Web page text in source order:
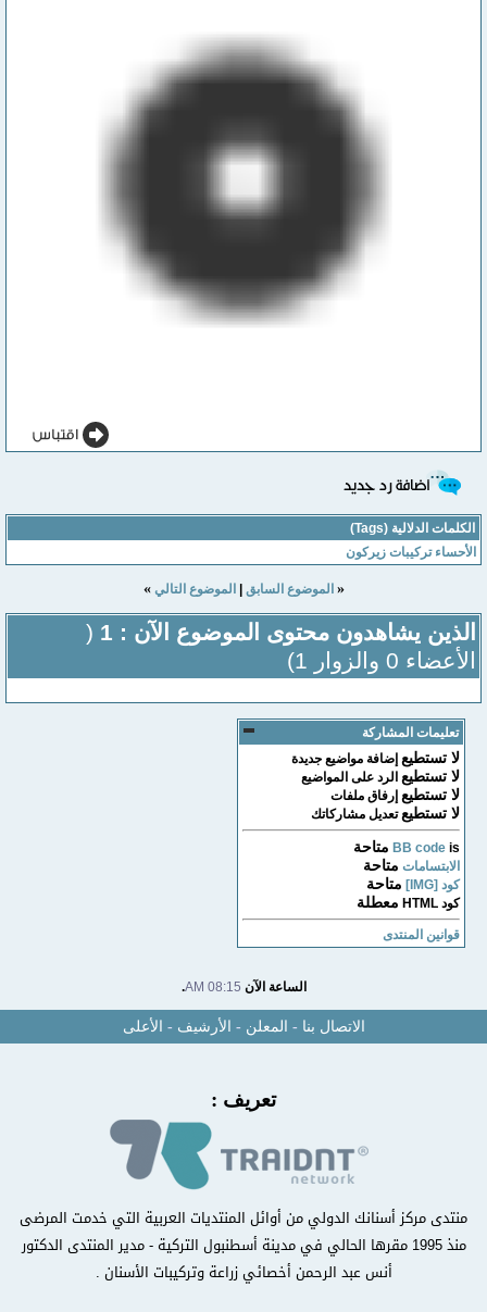
الكلمات الدلالية (Tags)
الأحساء تركيبات زيركون
« الموضوع السابق| الموضوع التالي »
الذين يشاهدون محتوى الموضوع الآن : 1
(
الأعضاء 0 والزوار 1)
تعليمات المشاركة
لا تستطيعإضافة مواضيع جديدة
لا تستطيعالرد على المواضيع
لا تستطيعإرفاق ملفات
لا تستطيعتعديل مشاركاتك
BB codeis متاحة
الابتسامات متاحة
كود [IMG] متاحة
كود HTML معطلة
قوانين المنتدى
الساعة الآن08:15 AM
.
الاتصال بنا-المعلن-الأرشيف-الأعلى
تعريف :
منتدى مركز أسنانك الدولي من أوائل المنتديات العربية التي خدمت المرضى
منذ 1995 مقرها الحالي في مدينة أسطنبول التركية - مدير المنتدى الدكتور
أنس عبد الرحمن أخصائي زراعة وتركيبات الأسنان .